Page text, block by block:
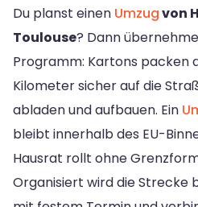
Du planst einen Umzugvon
Toulouse? Dann
Programm: Kartons packen
Kilometer sicher auf die
abladen und aufbauen. Ein
bleibt innerhalb des EU-
Hausrat rollt ohne
Organisiert wird die Strecke